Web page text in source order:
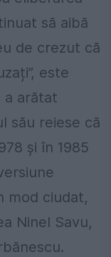
să aibă
de crezut că
este
a arătat
său reiese că
și în 1985
mod ciudat,
Ninel Savu,